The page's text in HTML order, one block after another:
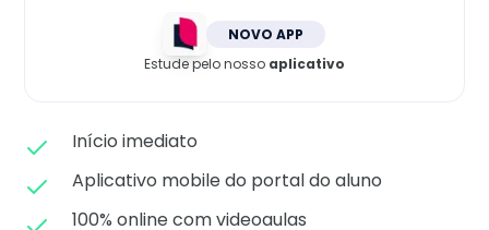
NOVO APP
Estude pelo nosso aplicativo
Início imediato
Aplicativo mobile do portal do aluno
100% online com videoaulas